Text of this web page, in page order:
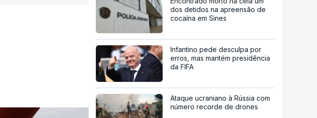
dos detidos na apreensão de
cocaína em Sines
Infantino pede desculpa por
erros, mas mantém presidência
da FIFA
Ataque ucraniano à Rússia com
número recorde de drones